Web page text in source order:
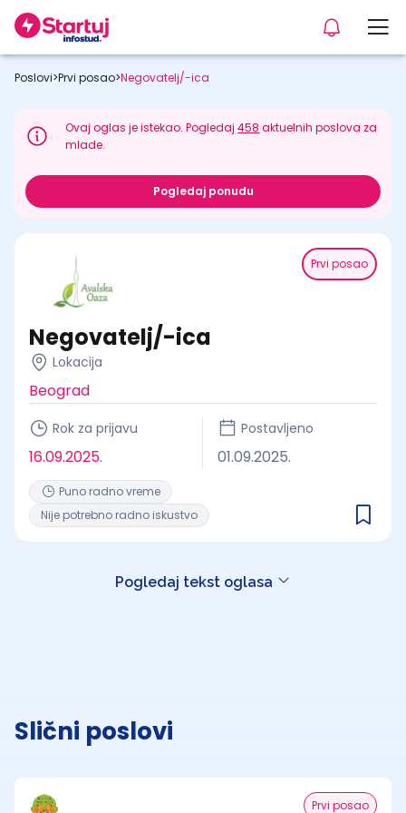
Poslovi>Prvi posao>Negovatelj/-ica
Ovaj oglas je istekao. Pogledaj458 aktuelnih poslova za
mlade.
Pogledaj ponudu
Prvi posao
Negovatelj/-ica
Lokacija
Beograd
Rok za prijavu
16.09.2025.
Postavljeno
01.09.2025.
Puno radno vreme
Nije potrebno radno iskustvo
Pogledaj tekst oglasa
Slični poslovi
Prvi posao